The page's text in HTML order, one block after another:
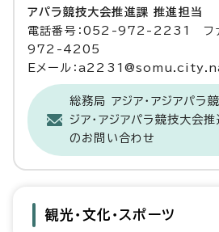
アパラ競技大会推進課 推進担当
電話番号：052-972-2231 ファ
972-4205
Eメール：
総務局 アジア・アジアパラ
ジア・アジアパラ競技大会
のお問い合わせ
観光・文化・スポーツ